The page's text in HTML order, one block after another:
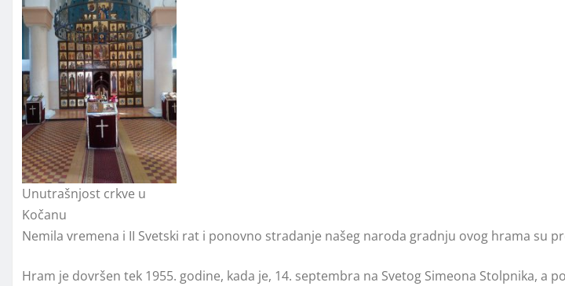
Unutrašnjost crkve u
Kočanu
Nemila vremena i II Svetski rat i ponovno stradanje našeg naroda gradnju ovog hrama su
Hram je dovršen tek 1955. godine, kada je, 14. septembra na Svetog Simeona Stolpnika, a